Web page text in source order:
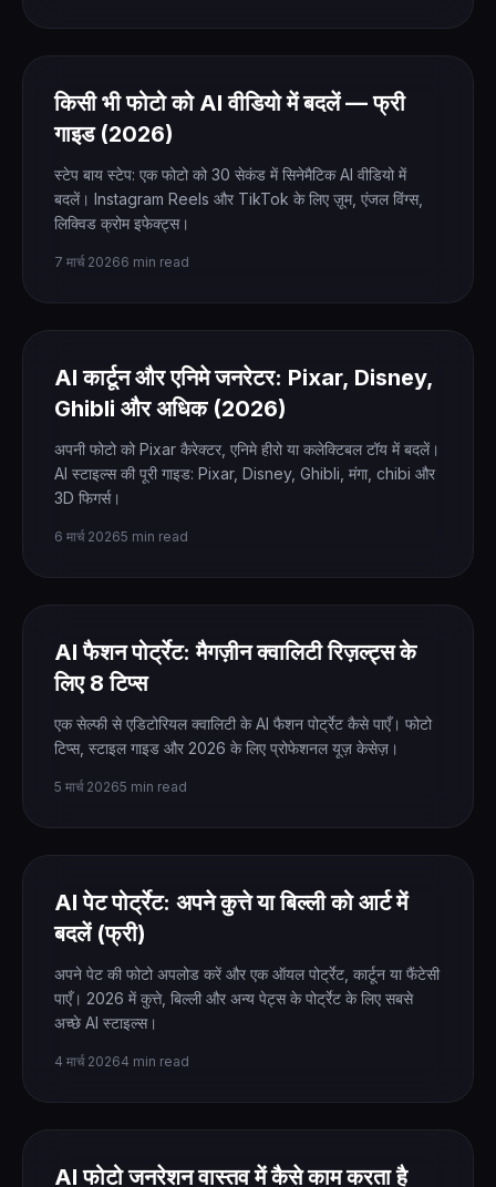
किसी भी फोटो को AI वीडियो में बदलें — फ्री
गाइड (2026)
स्टेप बाय स्टेप: एक फोटो को 30 सेकंड में सिनेमैटिक AI वीडियो में
बदलें। Instagram Reels और TikTok के लिए ज़ूम, एंजल विंग्स,
लिक्विड क्रोम इफेक्ट्स।
7 मार्च 20266 min read
AI कार्टून और एनिमे जनरेटर: Pixar, Disney,
Ghibli और अधिक (2026)
अपनी फोटो को Pixar कैरेक्टर, एनिमे हीरो या कलेक्टिबल टॉय में बदलें।
AI स्टाइल्स की पूरी गाइड: Pixar, Disney, Ghibli, मंगा, chibi और
3D फिगर्स।
6 मार्च 20265 min read
AI फैशन पोर्ट्रेट: मैगज़ीन क्वालिटी रिज़ल्ट्स के
लिए 8 टिप्स
एक सेल्फी से एडिटोरियल क्वालिटी के AI फैशन पोर्ट्रेट कैसे पाएँ। फोटो
टिप्स, स्टाइल गाइड और 2026 के लिए प्रोफेशनल यूज़ केसेज़।
5 मार्च 20265 min read
AI पेट पोर्ट्रेट: अपने कुत्ते या बिल्ली को आर्ट में
बदलें (फ्री)
अपने पेट की फोटो अपलोड करें और एक ऑयल पोर्ट्रेट, कार्टून या फैंटेसी
पाएँ। 2026 में कुत्ते, बिल्ली और अन्य पेट्स के पोर्ट्रेट के लिए सबसे
अच्छे AI स्टाइल्स।
4 मार्च 20264 min read
AI फोटो जनरेशन वास्तव में कैसे काम करता है